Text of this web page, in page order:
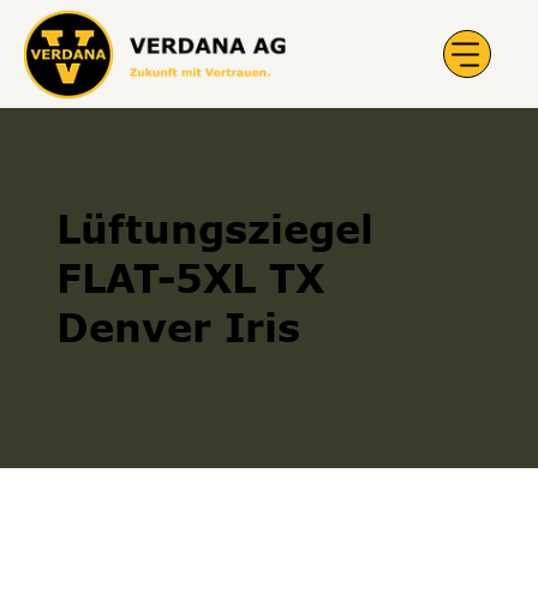
Lüftungsziegel
FLAT-5XL TX
Denver Iris